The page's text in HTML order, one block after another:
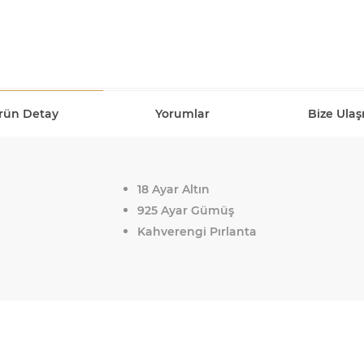
Detay Yorumlar Bize
18 Ayar Altın
925 Ayar Gümüş
Kahverengi Pırlanta